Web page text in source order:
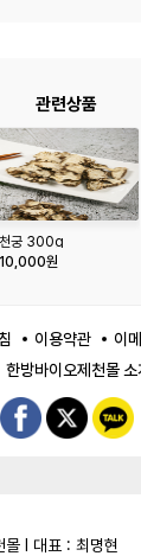
관련상품
천궁 300g
10,000원
이용약관
이
한방바이오제천몰 소
몰 l 대표 : 최명현